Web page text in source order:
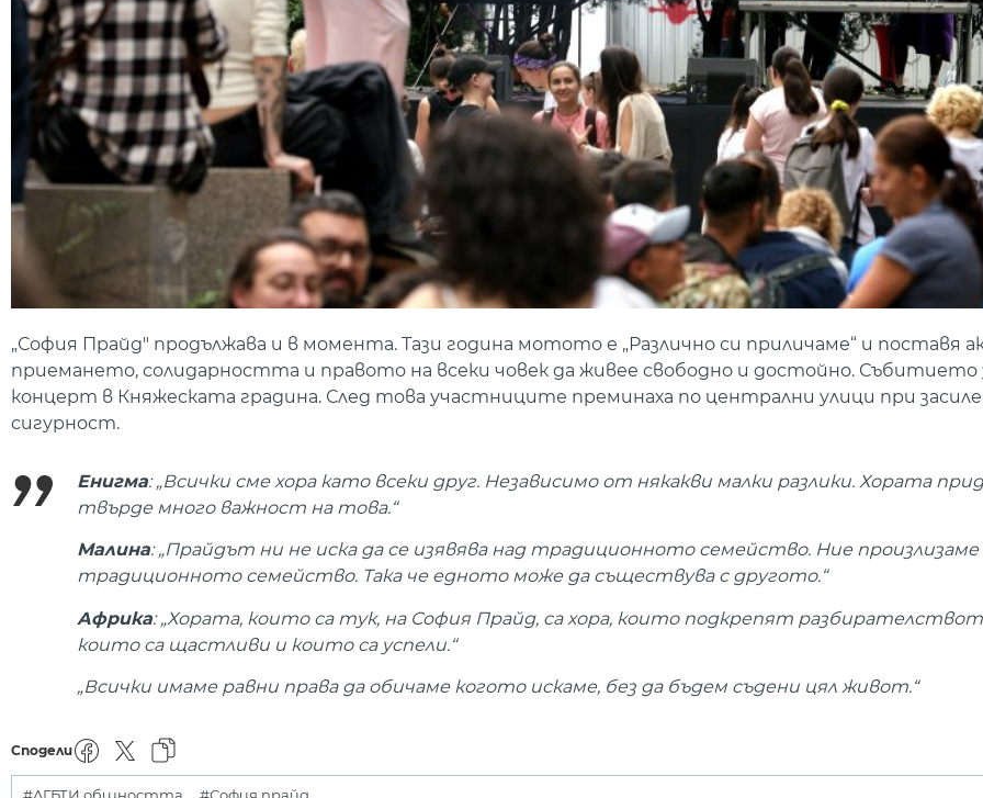
„София Прайд" продължава и в момента. Тази година мотото е „Различно си приличаме“ и поставя
приемането, солидарността и правото на всеки човек да живее свободно и достойно. Събитието
концерт в Княжеската градина. След това участниците преминаха по централни улици при
сигурност.
Енигма: „Всички сме хора като всеки друг. Независимо от някакви малки разлики. Хората
твърде много важност на това.“
Малина: „Прайдът ни не иска да се изявява над традиционното семейство. Ние
традиционното семейство. Така че едното може да съществува с другото.“
Африка: „Хората, които са тук, на София Прайд, са хора, които подкрепят
които са щастливи и които са успели.“
„Всички имаме равни права да обичаме когото искаме, без да бъдем съдени цял живот.“
Сподели